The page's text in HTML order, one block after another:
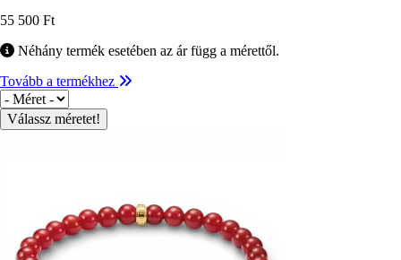
55 500 Ft
Néhány termék esetében az ár függ a mérettől.
Tovább a termékhez
Méret